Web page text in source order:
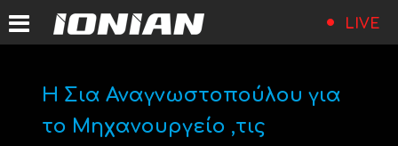
LIVE
Η Σια Αναγνωστοπούλου για
το Μηχανουργείο ,τις